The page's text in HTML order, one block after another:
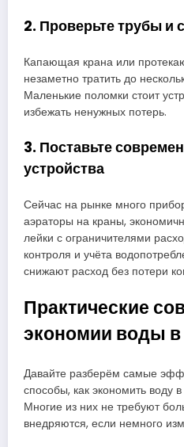
2. Проверьте трубы и
Капающая крана или
незаметно тратить до
Маленькие поломки стоит
избежать ненужных потерь.
3. Поставьте
устройства
Сейчас на рынке много
аэраторы на краны,
лейки с ограничителями
контроля и учёта
снижают расход без потери
Практические
экономии воды
Давайте разберём самые
способы, как экономить воду
Многие из них не требуют
внедряются, если немного